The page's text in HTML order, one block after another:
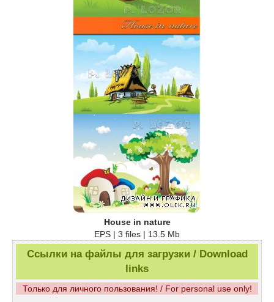
House in nature
EPS | 3 files | 13.5 Mb
Ссылки на файлы для загрузки / Download
links
Только для личного пользования! / For personal use only!